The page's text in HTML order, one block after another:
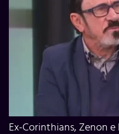
Ex-Corinthians, Zenon